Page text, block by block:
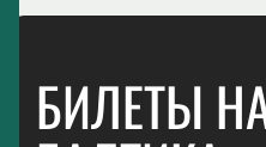
БИЛЕТЫ